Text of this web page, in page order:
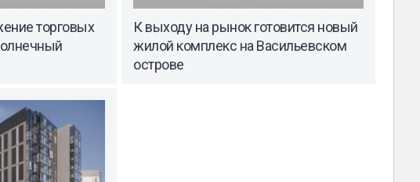
торговых
К выходу на рынок готовится новый
жилой комплекс на Васильевском
острове